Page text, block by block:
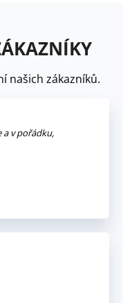
našich zákazníků.
a v pořádku,